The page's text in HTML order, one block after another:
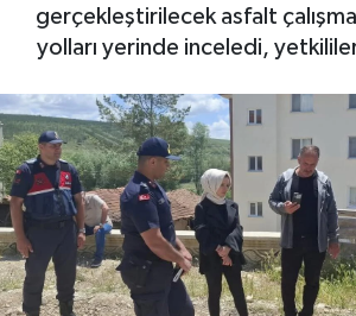
gerçekleştirilecek asfalt
yolları yerinde inceledi,
EĞİTİM
ÇEVRE
İLÇELER
RESMİ İLANLAR
Son Dakika Haberleri